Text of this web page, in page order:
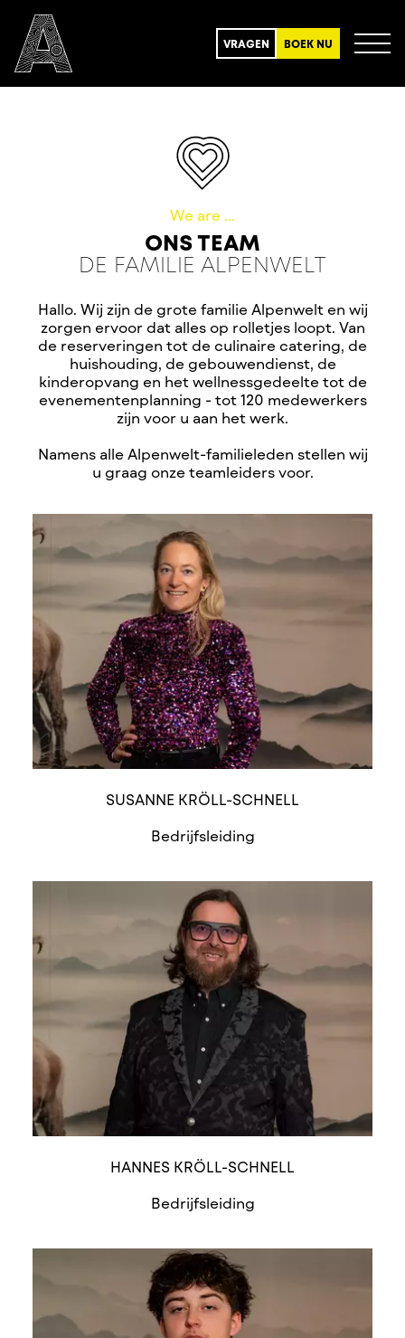
VRAGEN BOEK NU
We are ...
ONS TEAM
DE FAMILIE ALPENWELT
Hallo. Wij zijn de grote familie Alpenwelt en wij
zorgen ervoor dat alles op rolletjes loopt. Van
de reserveringen tot de culinaire catering, de
huishouding, de gebouwendienst, de
kinderopvang en het wellnessgedeelte tot de
evenementenplanning - tot 120 medewerkers
zijn voor u aan het werk.
Namens alle Alpenwelt-familieleden stellen wij
u graag onze teamleiders voor.
SUSANNE KRÖLL-SCHNELL
Bedrijfsleiding
HANNES KRÖLL-SCHNELL
Bedrijfsleiding